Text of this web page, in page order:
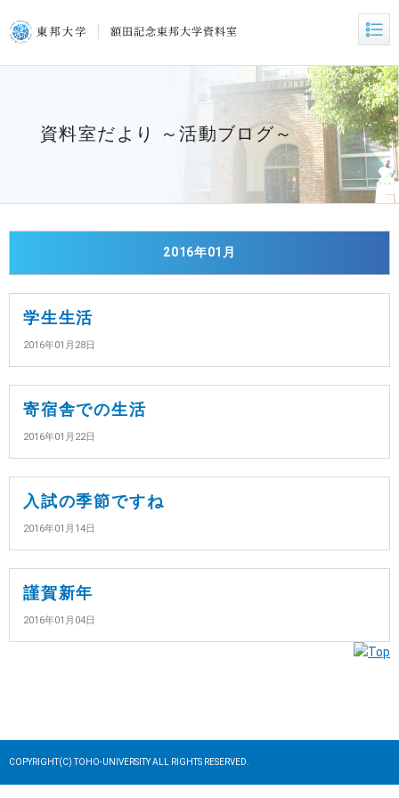
資料室だより ～活動ブログ～
2016年01月
学生生活
2016年01月28日
寄宿舎での生活
2016年01月22日
入試の季節ですね
2016年01月14日
謹賀新年
2016年01月04日
COPYRIGHT(C) TOHO-UNIVERSITY ALL RIGHTS RESERVED.